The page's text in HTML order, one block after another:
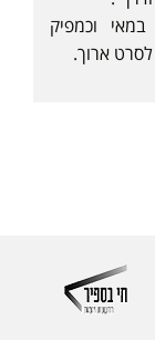
וכמפיק
ארוך.